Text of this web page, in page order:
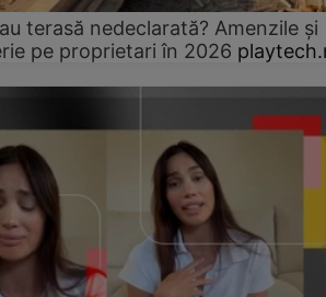
terasă nedeclarată? Amenzile și
pe proprietari în 2026